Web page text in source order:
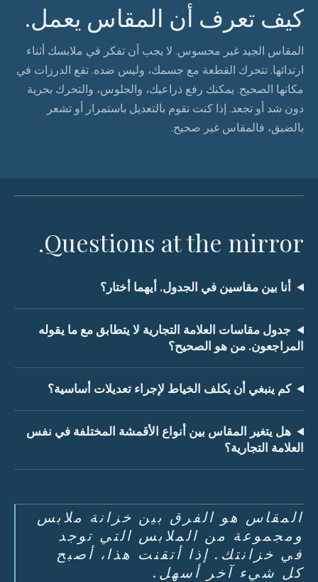
كيف تعرف أن المقاس يعمل.
المقاس الجيد غير محسوس. لا يجب أن تفكر في ملابسك أثناء
ارتدائها. تتحرك القطعة مع جسمك، وليس ضده. تقع الدرزات في
مكانها الصحيح. يمكنك رفع ذراعيك، والجلوس، والتحرك بحرية
دون شد أو تجعد. إذا كنت تقوم بالتعديل باستمرار أو تشعر
بالضيق، فالمقاس غير صحيح.
Questions at the mirror.
أنا بين مقاسين في الجدول. أيهما أختار؟
جدول مقاسات العلامة التجارية لا يتطابق مع ما يقوله
المراجعون. من هو الصحيح؟
كم ينبغي أن يكلف الخياط لإجراء تعديلات أساسية؟
هل يتغير المقاس بين أنواع الأقمشة المختلفة في نفس
العلامة التجارية؟
المقاس هو الفرق بين خزانة ملابس
ومجموعة من الملابس التي توجد
في خزانتك. إذا أتقنت هذا، أصبح
كل شيء آخر أسهل.